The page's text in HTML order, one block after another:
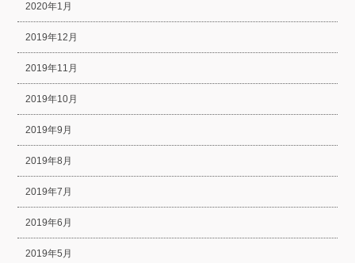
2020年1月
2019年12月
2019年11月
2019年10月
2019年9月
2019年8月
2019年7月
2019年6月
2019年5月